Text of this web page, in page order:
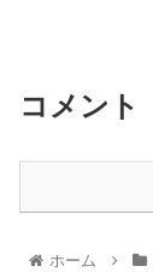
コメント
ホーム